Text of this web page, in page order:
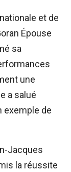
et de
Épouse
sa
une
a salué
exemple de
Jacques
la réussite